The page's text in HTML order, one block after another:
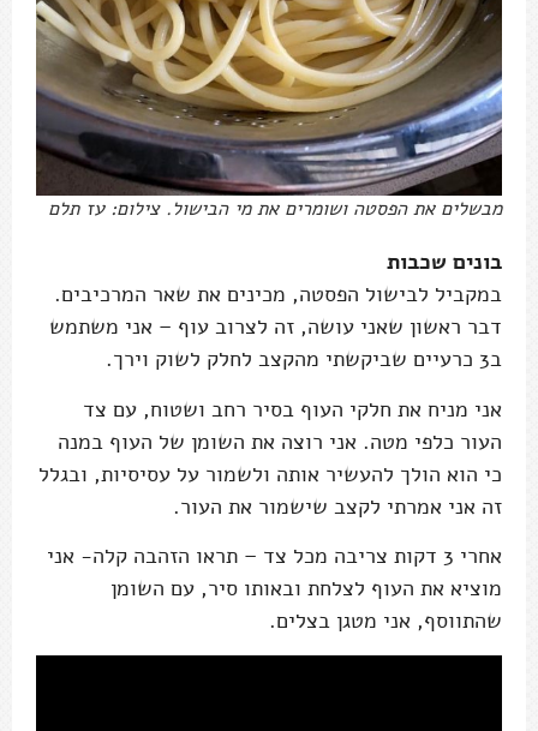
מבשלים את הפסטה ושומרים את מי הבישול. צילום: עז תלם
בונים שכבות
במקביל לבישול הפסטה, מכינים את שאר המרכיבים.
דבר ראשון שאני עושה, זה לצרוב עוף – אני משתמש
ב3 כרעיים שביקשתי מהקצב לחלק לשוק וירך.
אני מניח את חלקי העוף בסיר רחב ושטוח, עם צד
העור כלפי מטה. אני רוצה את השומן של העוף במנה
כי הוא הולך להעשיר אותה ולשמור על עסיסיות, ובגלל
זה אני אמרתי לקצב שישמור את העור.
אחרי 3 דקות צריבה מכל צד – תראו הזהבה קלה- אני
מוציא את העוף לצלחת ובאותו סיר, עם השומן
שהתווסף, אני מטגן בצלים.